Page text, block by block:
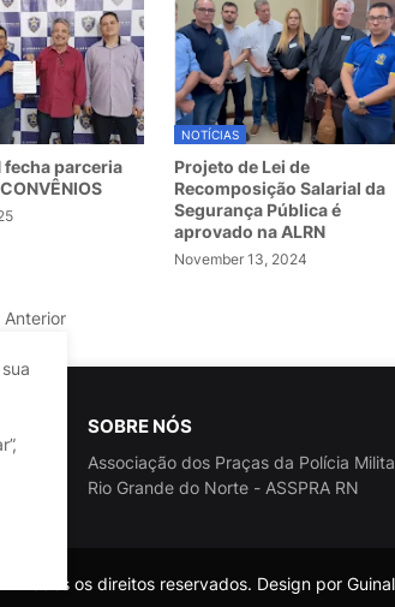
fecha parceria
NOTÍCIAS
Projeto de Lei de
Recomposição Salarial da
Segurança Pública é
aprovado na ALRN
November 13, 2024
Anterior
SOBRE NÓS
Associação dos Praças da Polícia
Rio Grande do Norte - ASSPRA RN
RN Todos os direitos reservados. Design por